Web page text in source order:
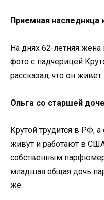
Приемная наследница
На днях 62-летняя
фото с падчерицей
рассказал, что он
Ольга со старшей
Крутой трудится в
живут и работают в
собственным
младшая общая дочь
же.